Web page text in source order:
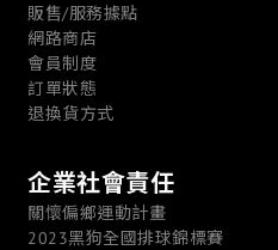
販售/服務據點
網路商店
會員制度
訂單狀態
退換貨方式
企業社會責任
關懷偏鄉運動計畫
2023黑狗全國排球錦標賽